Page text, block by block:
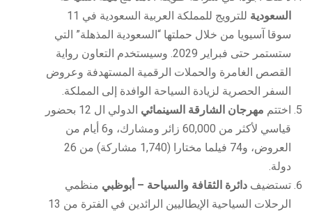
السعودية
للترويج للمملكة العربية السعودية في 11
سوقا آسيويا من خلال حملتها “السعودية المذهلة” التي
ستستمر حتى فبراير 2029. وسيستخدم التعاون رواية
القصص الغامرة والحملات الرقمية المستهدفة وعروض
السفر الحصرية لزيادة السياحة الوافدة إلى المملكة.
اختتم مهرجان الشارقة السينمائي
الدولي ال 12 بحضور
قياسي لأكثر من 60,000 زائر ومشارك، و6 أيام من
العروض، و74 فيلما مختارا (1,740 مشاركة) من 26
دولة.
تستضيف دائرة الثقافة والسياحة – أبوظبي منظمي
الرحلات السياحية الإيطاليين الرائدين في الفترة من 13